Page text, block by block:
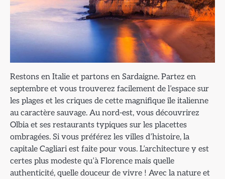
Restons en Italie et partons en Sardaigne. Partez en
septembre et vous trouverez facilement de l’espace sur
les plages et les criques de cette magnifique île italienne
au caractère sauvage. Au nord-est, vous découvrirez
Olbia et ses restaurants typiques sur les placettes
ombragées. Si vous préférez les villes d’histoire, la
capitale Cagliari est faite pour vous. L’architecture y est
certes plus modeste qu’à Florence mais quelle
authenticité, quelle douceur de vivre ! Avec la nature et